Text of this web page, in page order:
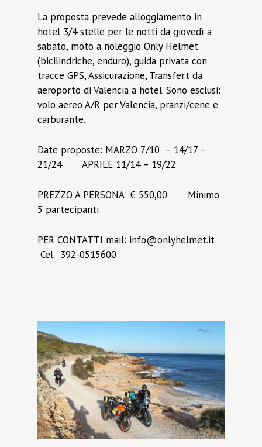
La proposta prevede alloggiamento in
hotel 3/4 stelle per le notti da giovedì a
sabato, moto a noleggio Only Helmet
(bicilindriche, enduro), guida privata con
tracce GPS, Assicurazione, Transfert da
aeroporto di Valencia a hotel. Sono esclusi:
volo aereo A/R per Valencia, pranzi/cene e
carburante.
Date proposte: MARZO 7/10 – 14/17 –
21/24 APRILE 11/14 – 19/22
PREZZO A PERSONA: € 550,00 Minimo
5 partecipanti
PER CONTATTI mail: info@onlyhelmet.it
Cel. 392-0515600